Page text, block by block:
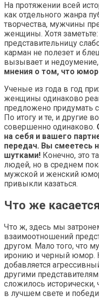
На протяжении всей
как отдельного жанра
творчества, мужчины
женщины. Хотя
представительницу
карман не полезет и
вызывает и
мнения о том, что
Ученые из года в год
женщины одинаково
предложено придумать
По итогу и те, и другие
совершенно одинаково.
на себя и вашего
передач. Вы смеетесь
шутками! Конечно, это
людей, но в среднем
мужской и женский
привыкли казаться.
Что же
Что ж, здесь мы
взаимоотношений
другом. Мало того, что
иронию и черный юмор.
добавляется
другими
сложилось исторически,
в лучшем свете и